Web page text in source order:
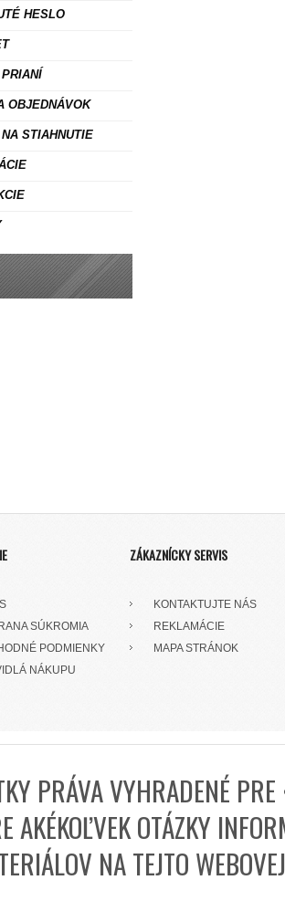
HESLO
OBJEDNÁVOK
STIAHNUTIE
SÚKROMIA
PODMIENKY
NÁKUPU
ZÁKAZNÍCKY SERVIS
KONTAKTUJTE NÁS
REKLAMÁCIE
MAPA STRÁNOK
PRÁVA VYHRADENÉ
AKÉKOĽVEK OTÁZKY
NA TEJTO